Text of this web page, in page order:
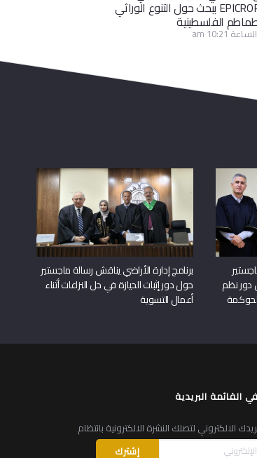
الأول لـ EPICROPS ببحث حول التنوع الوراثي
الفلسطينية
دور نظم
برنامج إدارة الأراضي يناقش رسالة ماجستير
حول دور إثبات الحيازة في حل النزاعات أثناء
أعمال التسوية
القائمة البريدية
الالكتروني لتصلك النشرة الالكترونية بانتظام